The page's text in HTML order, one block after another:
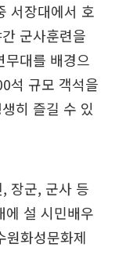
서장대에서 호
군사훈련을
무대를 배경으
석 규모 객석을
히 즐길 수 있
장군, 군사 등
에 설 시민배우
원화성문화제